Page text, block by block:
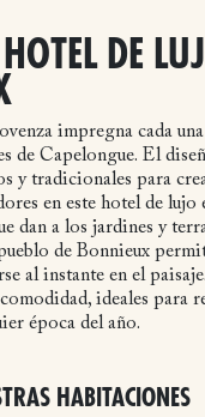
DE
impregna cada
de Capelongue. El
y tradicionales para
en este hotel de lujo
dan a los jardines y
de Bonnieux
al instante en el
ideales para
época del año.
HABITACIONES